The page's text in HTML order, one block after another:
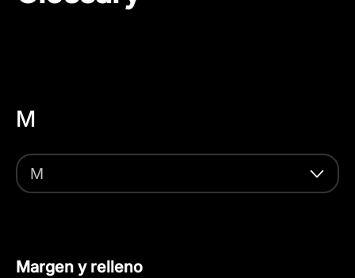
M
M
Margen y relleno